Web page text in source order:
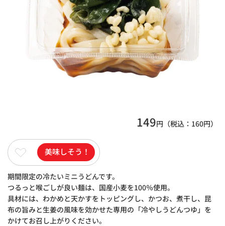
149円（税込： 160円）
美味しそう！
期間限定の冷たいミニうどんです。
つるっと喉ごしが良い麺は、国産小麦を100％使用。
具材には、わかめと天かすをトッピングし、かつお、煮干し、昆
布の旨みと生姜の風味を効かせた専用の「冷やしうどんつゆ」を
かけてお召し上がりください。